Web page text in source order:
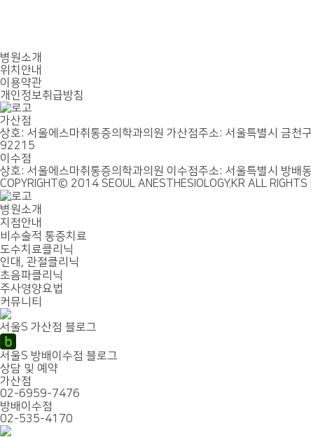
병원소개
위치안내
이용약관
개인정보취급방침
가산점
상호: 서울에스마취통증의학과의원 가산점주소: 서울특별시 금천
92215
이수점
상호: 서울에스마취통증의학과의원 이수점주소: 서울특별시 방배
COPYRIGHT© 2014 SEOUL ANESTHESIOLOGY.KR ALL RIGHTS
병원소개
지점안내
비수술적 통증치료
도수치료클리닉
인대, 관절클리닉
초음파클리닉
주사영양요법
커뮤니티
서울S 가산점 블로그
서울S 방배이수점 블로그
상담 및 예약
가산점
02-6959-7476
방배이수점
02-535-4170